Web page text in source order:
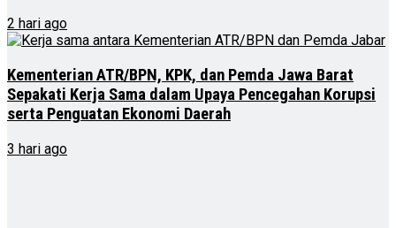
2 hari ago
Kementerian ATR/BPN, KPK, dan Pemda Jawa Barat
Sepakati Kerja Sama dalam Upaya Pencegahan Korupsi
serta Penguatan Ekonomi Daerah
3 hari ago